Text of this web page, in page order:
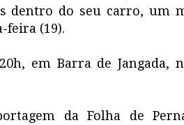
dentro do seu carro, um
feira (19).
em Barra de Jangada,
da Folha de